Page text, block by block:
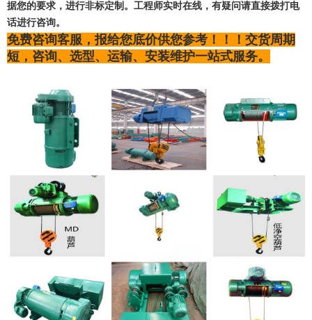
据您的要求，进行非标定制。工程师实时在线，有疑问请直接拨打电
话进行咨询。
免费咨询客服，报给您底价供您参考！！！交货周期
短，咨询、选型、运输、安装维护一站式服务。